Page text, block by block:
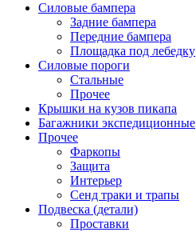
Силовые бампера
Задние бампера
Передние бампера
Площадка под лебедку
Силовые пороги
Стальные
Прочее
Крышки на кузов пикапа
Багажники экспедиционные
Прочее
Фаркопы
Защита
Интерьер
Сенд траки и трапы
Подвеска (детали)
Проставки